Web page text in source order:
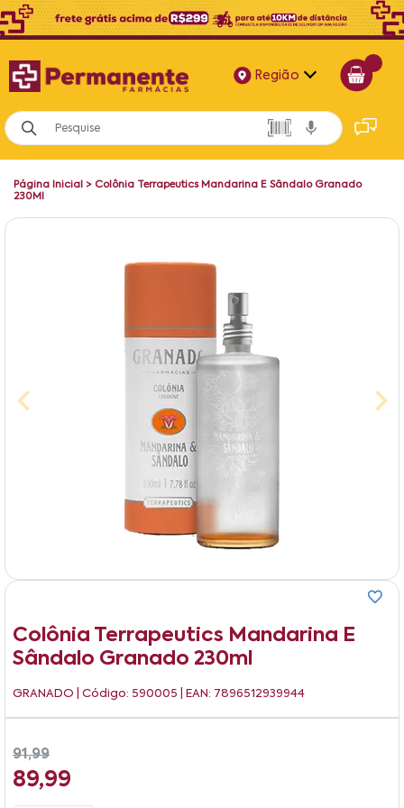
Região
Alagoas
Bahia
Página Inicial > Colônia Terrapeutics Mandarina E Sândalo Granado
230Ml
Colônia Terrapeutics Mandarina E
Sândalo Granado 230ml
GRANADO | Código: 590005 | EAN: 7896512939944
91,99
89,99